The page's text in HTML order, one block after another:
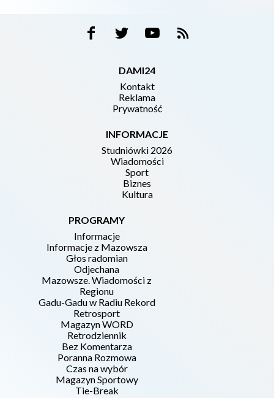
DAMI24
Kontakt
Reklama
Prywatność
INFORMACJE
Studniówki 2026
Wiadomości
Sport
Biznes
Kultura
PROGRAMY
Informacje
Informacje z Mazowsza
Głos radomian
Odjechana
Mazowsze. Wiadomości z
Regionu
Gadu-Gadu w Radiu Rekord
Retrosport
Magazyn WORD
Retrodziennik
Bez Komentarza
Poranna Rozmowa
Czas na wybór
Magazyn Sportowy
Tie-Break